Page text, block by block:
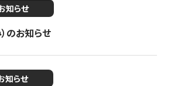
知らせ
のお知らせ
知らせ